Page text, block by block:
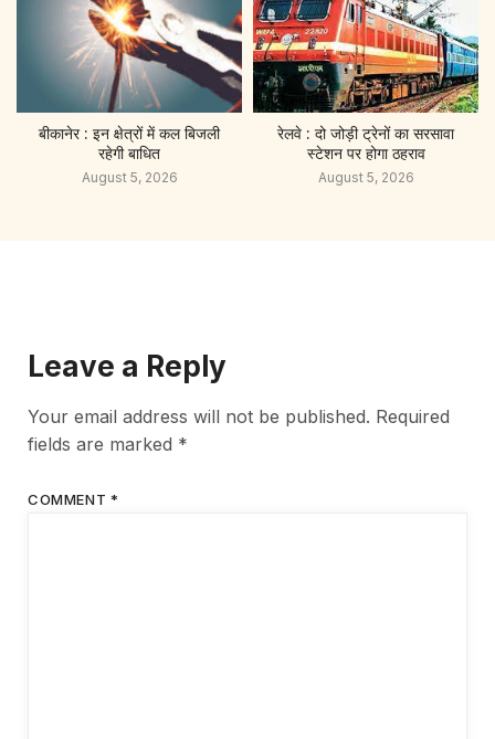
बीकानेर : इन क्षेत्रों में कल बिजली
रहेगी बाधित
August 5, 2026
रेलवे : दो जोड़ी ट्रेनों का सरसावा
स्टेशन पर होगा ठहराव
August 5, 2026
Leave a Reply
Your email address will not be published. Required
fields are marked *
COMMENT *